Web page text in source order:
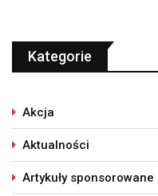
Kategorie
Akcja
Aktualności
Artykuły sponsorowane